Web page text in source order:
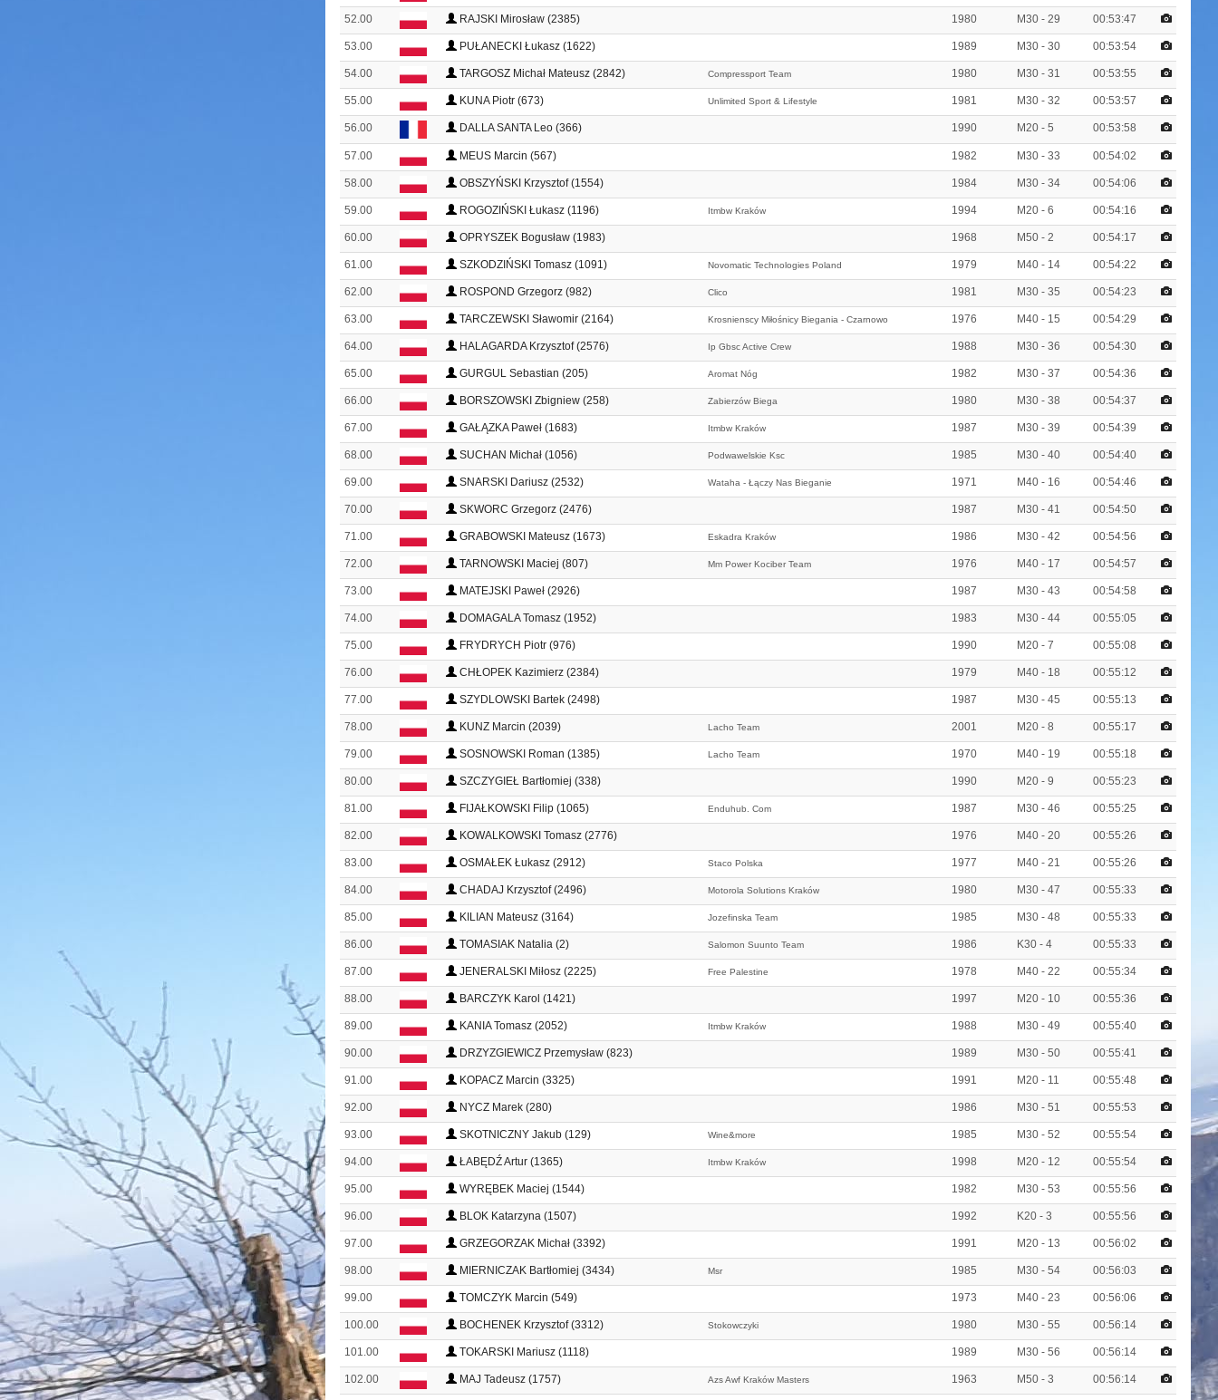
52.00 RAJSKI Mirosław (2385) 1980 M30 - 29 00:53:47
53.00 PUŁANECKI Łukasz (1622) 1989 M30 - 30 00:53:54
54.00 TARGOSZ Michał Mateusz (2842) Compressport Team 1980 M30 - 31 00:53:55
55.00 KUNA Piotr (673) Unlimited Sport & Lifestyle 1981 M30 - 32 00:53:57
56.00 DALLA SANTA Leo (366) 1990 M20 - 5 00:53:58
57.00 MEUS Marcin (567) 1982 M30 - 33 00:54:02
58.00 OBSZYŃSKI Krzysztof (1554) 1984 M30 - 34 00:54:06
59.00 ROGOZIŃSKI Łukasz (1196) Itmbw Kraków 1994 M20 - 6 00:54:16
60.00 OPRYSZEK Bogusław (1983) 1968 M50 - 2 00:54:17
61.00 SZKODZIŃSKI Tomasz (1091) Novomatic Technologies Poland 1979 M40 - 14 00:54:22
62.00 ROSPOND Grzegorz (982) Clico 1981 M30 - 35 00:54:23
63.00 TARCZEWSKI Sławomir (2164) Krosnienscy Miłośnicy Biegania - Czarnowo 1976 M40 - 15 00:54:29
64.00 HALAGARDA Krzysztof (2576) Ip Gbsc Active Crew 1988 M30 - 36 00:54:30
65.00 GURGUL Sebastian (205) Aromat Nóg 1982 M30 - 37 00:54:36
66.00 BORSZOWSKI Zbigniew (258) Zabierzów Biega 1980 M30 - 38 00:54:37
67.00 GAŁĄZKA Paweł (1683) Itmbw Kraków 1987 M30 - 39 00:54:39
68.00 SUCHAN Michał (1056) Podwawelskie Ksc 1985 M30 - 40 00:54:40
69.00 SNARSKI Dariusz (2532) Wataha - Łączy Nas Bieganie 1971 M40 - 16 00:54:46
70.00 SKWORC Grzegorz (2476) 1987 M30 - 41 00:54:50
71.00 GRABOWSKI Mateusz (1673) Eskadra Kraków 1986 M30 - 42 00:54:56
72.00 TARNOWSKI Maciej (807) Mm Power Kociber Team 1976 M40 - 17 00:54:57
73.00 MATEJSKI Paweł (2926) 1987 M30 - 43 00:54:58
74.00 DOMAGALA Tomasz (1952) 1983 M30 - 44 00:55:05
75.00 FRYDRYCH Piotr (976) 1990 M20 - 7 00:55:08
76.00 CHŁOPEK Kazimierz (2384) 1979 M40 - 18 00:55:12
77.00 SZYDLOWSKI Bartek (2498) 1987 M30 - 45 00:55:13
78.00 KUNZ Marcin (2039) Lacho Team 2001 M20 - 8 00:55:17
79.00 SOSNOWSKI Roman (1385) Lacho Team 1970 M40 - 19 00:55:18
80.00 SZCZYGIEŁ Bartłomiej (338) 1990 M20 - 9 00:55:23
81.00 FIJAŁKOWSKI Filip (1065) Enduhub. Com 1987 M30 - 46 00:55:25
82.00 KOWALKOWSKI Tomasz (2776) 1976 M40 - 20 00:55:26
83.00 OSMAŁEK Łukasz (2912) Staco Polska 1977 M40 - 21 00:55:26
84.00 CHADAJ Krzysztof (2496) Motorola Solutions Kraków 1980 M30 - 47 00:55:33
85.00 KILIAN Mateusz (3164) Jozefinska Team 1985 M30 - 48 00:55:33
86.00 TOMASIAK Natalia (2) Salomon Suunto Team 1986 K30 - 4 00:55:33
87.00 JENERALSKI Miłosz (2225) Free Palestine 1978 M40 - 22 00:55:34
88.00 BARCZYK Karol (1421) 1997 M20 - 10 00:55:36
89.00 KANIA Tomasz (2052) Itmbw Kraków 1988 M30 - 49 00:55:40
90.00 DRZYZGIEWICZ Przemysław (823) 1989 M30 - 50 00:55:41
91.00 KOPACZ Marcin (3325) 1991 M20 - 11 00:55:48
92.00 NYCZ Marek (280) 1986 M30 - 51 00:55:53
93.00 SKOTNICZNY Jakub (129) Wine&more 1985 M30 - 52 00:55:54
94.00 ŁABĘDŹ Artur (1365) Itmbw Kraków 1998 M20 - 12 00:55:54
95.00 WYRĘBEK Maciej (1544) 1982 M30 - 53 00:55:56
96.00 BLOK Katarzyna (1507) 1992 K20 - 3 00:55:56
97.00 GRZEGORZAK Michał (3392) 1991 M20 - 13 00:56:02
98.00 MIERNICZAK Bartłomiej (3434) Msr 1985 M30 - 54 00:56:03
99.00 TOMCZYK Marcin (549) 1973 M40 - 23 00:56:06
100.00 BOCHENEK Krzysztof (3312) Stokowczyki 1980 M30 - 55 00:56:14
101.00 TOKARSKI Mariusz (1118) 1989 M30 - 56 00:56:14
102.00 MAJ Tadeusz (1757) Azs Awf Kraków Masters 1963 M50 - 3 00:56:14